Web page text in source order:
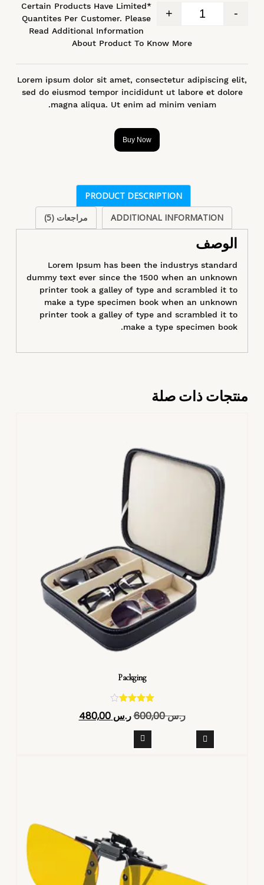
-
+
*Certain Products Have Limited
Quantites Per Customer. Please
Read Additional Information
About Product To Know More
Lorem ipsum dolor sit amet, consectetur adipiscing elit,
sed do eiusmod tempor incididunt ut labore et dolore
magna aliqua. Ut enim ad minim veniam.
Buy Now
PRODUCT DESCRIPTION
ADDITIONAL INFORMATION
مراجعات (5)
الوصف
Lorem Ipsum has been the industrys standard
dummy text ever since the 1500 when an unknown
printer took a galley of type and scrambled it to
make a type specimen book when an unknown
printer took a galley of type and scrambled it to
make a type specimen book.
منتجات ذات صلة
Packging
تم التقييم
4.40
ر.س600,00 ر.س 480,00